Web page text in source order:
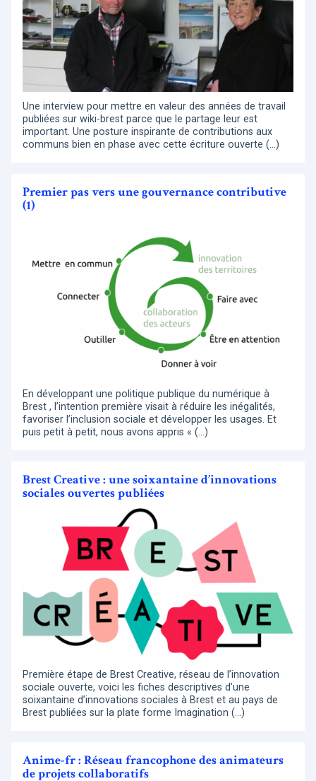
Une interview pour mettre en valeur des années de travail
publiées sur wiki-brest parce que le partage leur est
important. Une posture inspirante de contributions aux
communs bien en phase avec cette écriture ouverte (…)
Premier pas vers une gouvernance contributive
(1)
En développant une politique publique du numérique à
Brest , l’intention première visait à réduire les inégalités,
favoriser l’inclusion sociale et développer les usages. Et
puis petit à petit, nous avons appris « (…)
Brest Creative : une soixantaine d’innovations
sociales ouvertes publiées
Première étape de Brest Creative, réseau de l’innovation
sociale ouverte, voici les fiches descriptives d’une
soixantaine d’innovations sociales à Brest et au pays de
Brest publiées sur la plate forme Imagination (…)
Anime-fr : Réseau francophone des animateurs
de projets collaboratifs